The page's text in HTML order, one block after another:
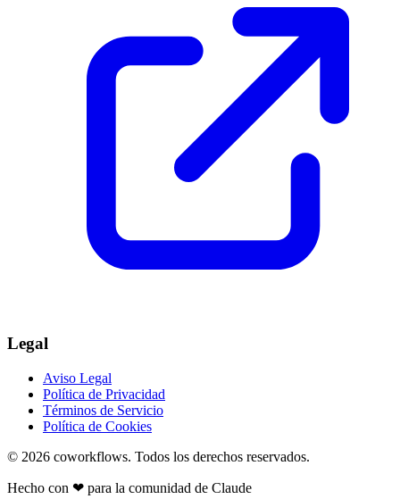
Legal
Aviso Legal
Política de Privacidad
Términos de Servicio
Política de Cookies
© 2026 coworkflows. Todos los derechos reservados.
Hecho con ❤ para la comunidad de Claude